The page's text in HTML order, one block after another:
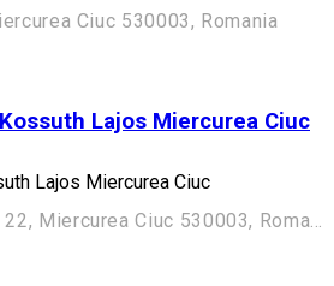
Ciuc 530003, Romania
Lajos Miercurea Ciuc
Lajos Miercurea Ciuc